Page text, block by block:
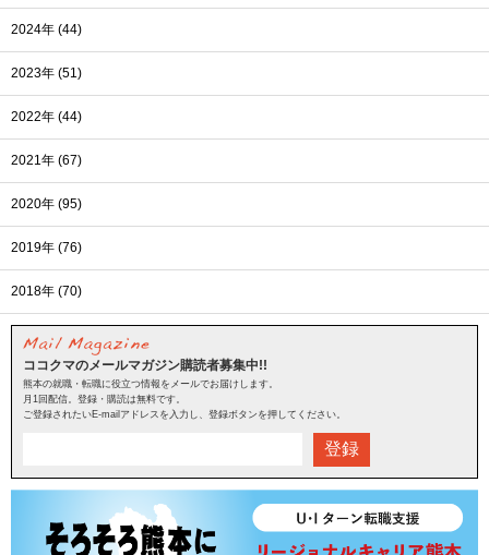
2024年 (44)
2023年 (51)
2022年 (44)
2021年 (67)
2020年 (95)
2019年 (76)
2018年 (70)
ココクマのメールマガジン購読者募集中!!
熊本の就職・転職に役立つ情報をメールでお届けします。
月1回配信。登録・購読は無料です。
ご登録されたいE-mailアドレスを入力し、登録ボタンを押してください。
登録